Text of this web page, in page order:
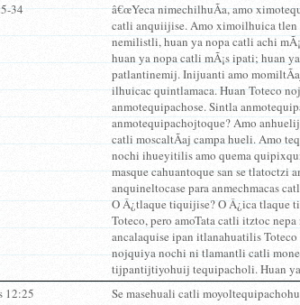
34
â€œYeca nimechilhuÃ­a, amo
catli anquiijise. Amo ximoilhuica tlen
nemilistli, huan ya nopa catli achi
huan ya nopa catli mÃ¡s ipati; huan
patlantinemij. Inijuanti amo
ilhuicac quintlamaca. Huan Toteco
anmotequipachose. Sintla
anmotequipachojtoque? Amo
catli moscaltÃ­aj campa hueli. Amo
nochi ihueyitilis amo quema
masque cahuantoque san se tlatoctzi
anquineltocase para anmechmacas
O Â¿tlaque tiquijise? O Â¿ica tlaque
Toteco, pero amoTata catli itztoc
ancalaquise ipan itlanahuatilis
nojquiya nochi ni tlamantli catli
tijpantijtiyohuij tequipacholi. Huan
12:25
Se masehuali catli